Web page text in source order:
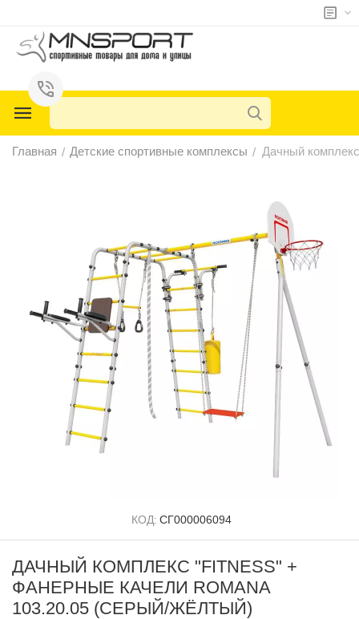
Главная / Детские спортивные комплексы / Дачный
КОД: СГ000006094
ДАЧНЫЙ КОМПЛЕКС "FITNESS" +
ФАНЕРНЫЕ КАЧЕЛИ ROMANA
103.20.05 (СЕРЫЙ/ЖЁЛТЫЙ)